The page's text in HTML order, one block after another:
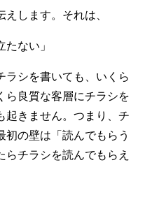
します。それは、
たない」
ラシを書いても、いくら
ら良質な客層にチラシを
起きません。つまり、チ
初の壁は「読んでもらう
らチラシを読んでもらえ